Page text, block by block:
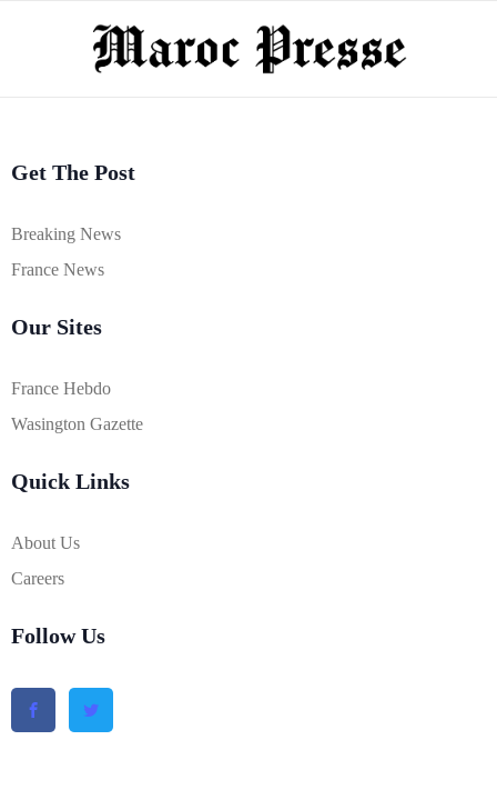
Get The Post
Breaking News
France News
Our Sites
France Hebdo
Wasington Gazette
Quick Links
About Us
Careers
Follow Us